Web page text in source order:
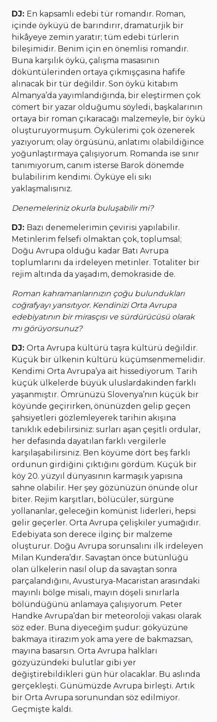
DJ: En kapsamlı edebi tür romandır. Roman,
içinde öyküyü de barındırır, dramaturjik bir
hikâyeye zemin yaratır; tüm edebi türlerin
bileşimidir. Benim için en önemlisi romandır.
Buna karşılık öykü, çalışma masasının
döküntülerinden ortaya çıkmışçasına hafife
alınacak bir tür değildir. Son öykü kitabım
Almanya’da yayımlandığında, bir eleştirmen çok
cömert bir yazar olduğumu söyledi, başkalarının
ortaya bir roman çıkaracağı malzemeyle, bir öykü
oluşturuyormuşum. Öykülerimi çok özenerek
yazıyorum; olay örgüsünü, anlatımı olabildiğince
yoğunlaştırmaya çalışıyorum. Romanda ise sınır
tanımıyorum, canım isterse Barok dönemde
bulabilirim kendimi. Öyküye eli sıkı
yaklaşmalısınız.
Denemeleriniz okurla buluşabilir mi?
DJ: Bazı denemelerimin çevirisi yapılabilir.
Metinlerim felsefi olmaktan çok, toplumsal;
Doğu Avrupa olduğu kadar Batı Avrupa
toplumlarını da irdeleyen metinler. Totaliter bir
rejim altında da yaşadım, demokraside de.
Roman kahramanlarınızın çoğu bulundukları
coğrafyayı yansıtıyor. Kendinizi Orta Avrupa
edebiyatının bir mirasçısı ve sürdürücüsü olarak
mı görüyorsunuz?
DJ: Orta Avrupa kültürü taşra kültürü değildir.
Küçük bir ülkenin kültürü küçümsenmemelidir.
Kendimi Orta Avrupa’ya ait hissediyorum. Tarih
küçük ülkelerde büyük uluslardakinden farklı
yaşanmıştır. Ömrünüzü Slovenya’nın küçük bir
köyünde geçirirken, önünüzden gelip geçen
şahsiyetleri gözlemleyerek tarihin akışına
tanıklık edebilirsiniz: surları aşan çeşitli ordular,
her defasında dayatılan farklı vergilerle
karşılaşabilirsiniz. Ben köyüme dört beş farklı
ordunun girdiğini çıktığını gördüm. Küçük bir
köy 20. yüzyıl dünyasının karmaşık yapısına
sahne olabilir. Her şey gözünüzün önünde olur
biter. Rejim karşıtları, bölücüler, sürgüne
yollananlar, geleceğin komünist liderleri, hepsi
gelir geçerler. Orta Avrupa çelişkiler yumağıdır.
Edebiyata son derece ilginç bir malzeme
oluşturur. Doğu Avrupa sorunsalını ilk irdeleyen
Milan Kundera’dır. Savaştan önce bütünlüğü
olan ülkelerin nasıl olup da savaştan sonra
parçalandığını, Avusturya-Macaristan arasındaki
mayınlı bölge misali, mayın döşeli sınırlarla
bölündüğünü anlamaya çalışıyorum. Peter
Handke Avrupa’dan bir meteoroloji vakası olarak
söz eder. Buna diyeceğim şudur: gökyüzüne
bakmaya itirazım yok ama yere de bakmazsan,
mayına basarsın. Orta Avrupa halkları
gözyüzündeki bulutlar gibi yer
değiştirebildikleri gün hür olacaklar. Bu aslında
gerçekleşti. Günümüzde Avrupa birleşti. Artık
bir Orta Avrupa sorunundan söz edilmiyor.
Geçmişte kaldı.